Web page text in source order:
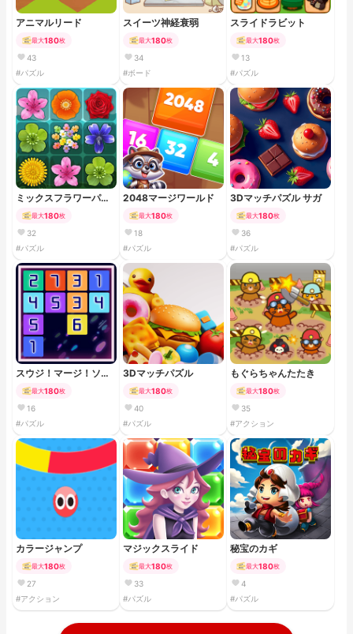
アニマルリード
最大180枚
43
#パズル
スイーツ神経衰弱
最大180枚
34
#ボード
スライドラビット
最大180枚
13
#パズル
ミックスフラワーパズ
ル
最大180枚
32
#パズル
2048マージワールド
最大180枚
18
#パズル
3Dマッチパズル サガ
最大180枚
36
#パズル
スウジ！マージ！ソー
星人最大180枚
16
#パズル
3Dマッチパズル
最大180枚
40
#パズル
もぐらちゃんたたき
最大180枚
35
#アクション
カラージャンプ
最大180枚
27
#アクション
マジックスライド
最大180枚
33
#パズル
秘宝のカギ
最大180枚
4
#パズル